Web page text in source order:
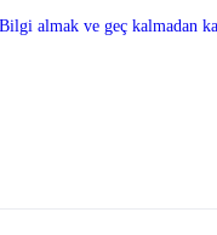
Bilgi almak ve geç kalmadan